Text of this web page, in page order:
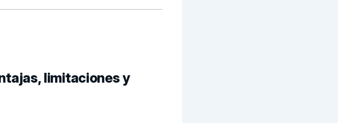
limitaciones y